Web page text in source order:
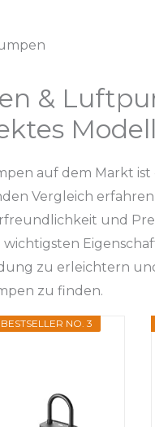
&
Modell
auf dem Markt
Vergleich erfahren
und
zu erleichtern
zu finden.
BESTSELLER NO. 3